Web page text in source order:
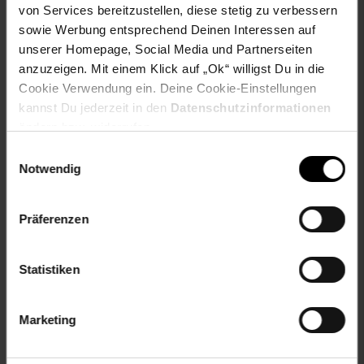
von Services bereitzustellen, diese stetig zu verbessern
sowie Werbung entsprechend Deinen Interessen auf
unserer Homepage, Social Media und Partnerseiten
anzuzeigen. Mit einem Klick auf „Ok“ willigst Du in die
Cookie Verwendung ein. Deine Cookie-Einstellungen
kannst Du jederzeit in den Datenschutzinformationen
Notwendig
Präferenzen
Statistiken
Marketing
EU-Verantwortlicher:Didis Ltd., Lidia BelevaTrakia-Iztok”
Street69700Shumen Bulgarienlidia.beleva@didis-ltd.com
ab 4 Jahre
Artikelnummer: 2953610004
EAN: 3800166117782
Artikel gehört zur Kategorie:Autokindersitze
Fußzeile
Weitere Online-Angebote